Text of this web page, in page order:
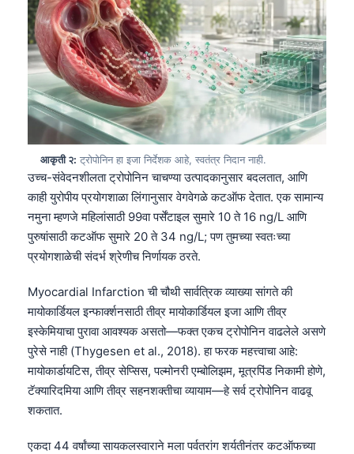
आकृती २: ट्रोपोनिन हा इजा निर्देशक आहे, स्वतंत्र निदान नाही.
उच्च-संवेदनशीलता ट्रोपोनिन चाचण्या उत्पादकानुसार बदलतात, आणि
काही युरोपीय प्रयोगशाळा लिंगानुसार वेगवेगळे कटऑफ देतात. एक सामान्य
नमुना म्हणजे महिलांसाठी 99वा पर्सेंटाइल सुमारे 10 ते 16 ng/L आणि
पुरुषांसाठी कटऑफ सुमारे 20 ते 34 ng/L; पण तुमच्या स्वतःच्या
प्रयोगशाळेची संदर्भ श्रेणीच निर्णायक ठरते.
Myocardial Infarction ची चौथी सार्वत्रिक व्याख्या सांगते की
मायोकार्डियल इन्फार्क्शनसाठी तीव्र मायोकार्डियल इजा आणि तीव्र
इस्केमियाचा पुरावा आवश्यक असतो—फक्त एकच ट्रोपोनिन वाढलेले असणे
पुरेसे नाही (Thygesen et al., 2018). हा फरक महत्त्वाचा आहे:
मायोकार्डायटिस, तीव्र सेप्सिस, पल्मोनरी एम्बोलिझम, मूत्रपिंड निकामी होणे,
टॅक्यारिदमिया आणि तीव्र सहनशक्तीचा व्यायाम—हे सर्व ट्रोपोनिन वाढवू
शकतात.
एकदा 44 वर्षांच्या सायकलस्वाराने मला पर्वतरांग शर्यतीनंतर कटऑफच्या